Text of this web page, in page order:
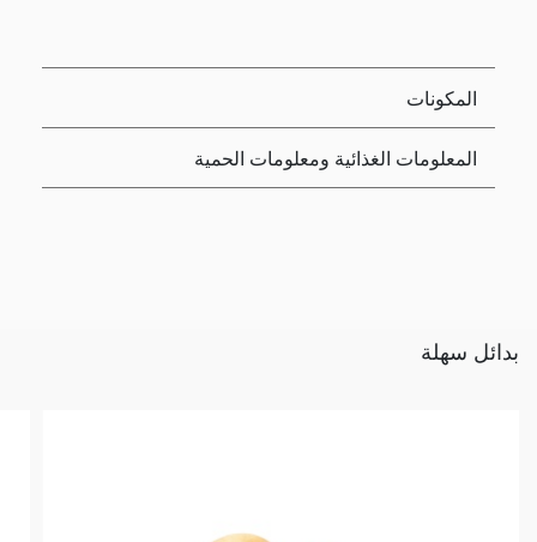
المكونات
المعلومات الغذائية ومعلومات الحمية
بدائل سهلة